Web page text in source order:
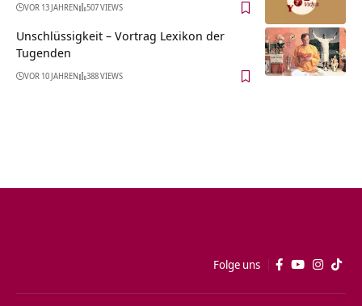
VOR 13 JAHREN 507 VIEWS
Unschlüssigkeit – Vortrag Lexikon der
Tugenden
VOR 10 JAHREN 388 VIEWS
Folge uns